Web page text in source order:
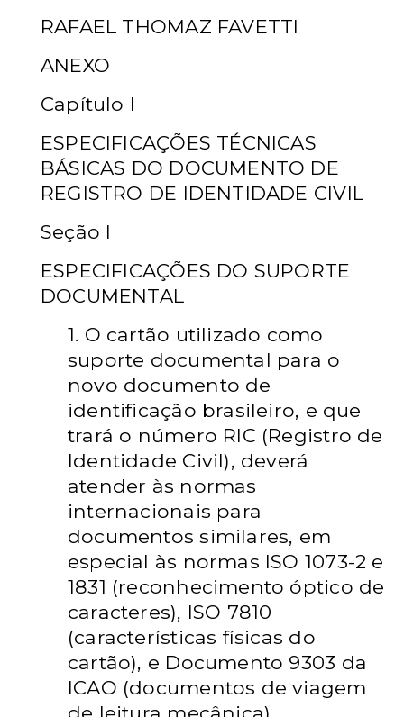
RAFAEL THOMAZ FAVETTI
ANEXO
Capítulo I
ESPECIFICAÇÕES TÉCNICAS
BÁSICAS DO DOCUMENTO DE
REGISTRO DE IDENTIDADE CIVIL
Seção I
ESPECIFICAÇÕES DO SUPORTE
DOCUMENTAL
1. O cartão utilizado como
suporte documental para o
novo documento de
identificação brasileiro, e que
trará o número RIC (Registro de
Identidade Civil), deverá
atender às normas
internacionais para
documentos similares, em
especial às normas ISO 1073-2 e
1831 (reconhecimento óptico de
caracteres), ISO 7810
(características físicas do
cartão), e Documento 9303 da
ICAO (documentos de viagem